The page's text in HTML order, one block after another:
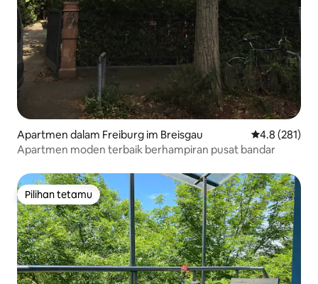
Apartmen dalam Freiburg im Breisgau Penarafan
4.8 (281)
Apartmen moden terbaik berhampiran pusat bandar
Pilihan tetamu
Pilihan tetamu